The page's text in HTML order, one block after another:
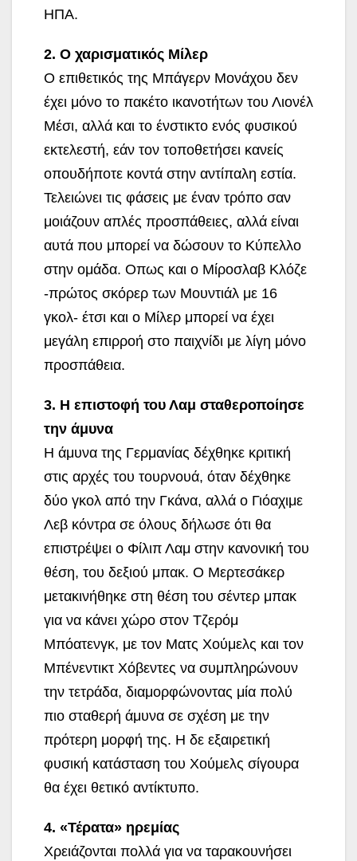
ΗΠΑ.
2. Ο χαρισματικός Μίλερ
Ο επιθετικός της Μπάγερν Μονάχου δεν
έχει μόνο το πακέτο ικανοτήτων του Λιονέλ
Μέσι, αλλά και το ένστικτο ενός φυσικού
εκτελεστή, εάν τον τοποθετήσει κανείς
οπουδήποτε κοντά στην αντίπαλη εστία.
Τελειώνει τις φάσεις με έναν τρόπο σαν
μοιάζουν απλές προσπάθειες, αλλά είναι
αυτά που μπορεί να δώσουν το Κύπελλο
στην ομάδα. Οπως και ο Μίροσλαβ Κλόζε
-πρώτος σκόρερ των Μουντιάλ με 16
γκολ- έτσι και ο Μίλερ μπορεί να έχει
μεγάλη επιρροή στο παιχνίδι με λίγη μόνο
προσπάθεια.
3. Η επιστοφή του Λαμ σταθεροποίησε
την άμυνα
Η άμυνα της Γερμανίας δέχθηκε κριτική
στις αρχές του τουρνουά, όταν δέχθηκε
δύο γκολ από την Γκάνα, αλλά ο Γιόαχιμε
Λεβ κόντρα σε όλους δήλωσε ότι θα
επιστρέψει ο Φίλιπ Λαμ στην κανονική του
θέση, του δεξιού μπακ. Ο Μερτεσάκερ
μετακινήθηκε στη θέση του σέντερ μπακ
για να κάνει χώρο στον Τζερόμ
Μπόατενγκ, με τον Ματς Χούμελς και τον
Μπένεντικτ Χόβεντες να συμπληρώνουν
την τετράδα, διαμορφώνοντας μία πολύ
πιο σταθερή άμυνα σε σχέση με την
πρότερη μορφή της. Η δε εξαιρετική
φυσική κατάσταση του Χούμελς σίγουρα
θα έχει θετικό αντίκτυπο.
4. «Τέρατα» ηρεμίας
Χρειάζονται πολλά για να ταρακουνήσει